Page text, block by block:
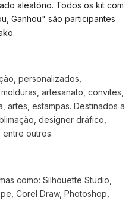
aleatório. Todos os kit com
Ganhou" são participantes
personalizados,
artesanato, convites,
artes, estampas. Destinados a
designer dráfico,
entre outros.
como: Silhouette Studio,
Corel Draw, Photoshop,